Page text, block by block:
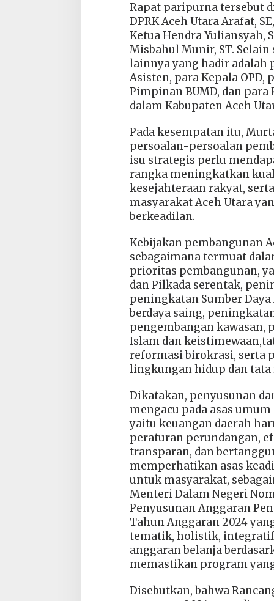
Rapat paripurna tersebut
DPRK Aceh Utara Arafat,
Ketua Hendra Yuliansyah,
Misbahul Munir, ST. Selain
lainnya yang hadir adalah
Asisten, para Kepala OPD,
Pimpinan BUMD, dan para
dalam Kabupaten Aceh
Pada kesempatan itu,
persoalan-persoalan
isu strategis perlu
rangka meningkatkan
kesejahteraan rakyat,
masyarakat Aceh Utara
berkeadilan.
Kebijakan pembangunan
sebagaimana termuat
prioritas pembangunan,
dan Pilkada serentak,
peningkatan Sumber
berdaya saing,
pengembangan kawasan,
Islam dan
reformasi birokrasi, serta
lingkungan hidup dan tata
Dikatakan, penyusunan
mengacu pada asas
yaitu keuangan daerah
peraturan perundangan,
transparan, dan
memperhatikan asas
untuk masyarakat,
Menteri Dalam Negeri
Penyusunan Anggaran
Tahun Anggaran 2024
tematik, holistik, integratif
anggaran belanja
memastikan program
Disebutkan, bahwa